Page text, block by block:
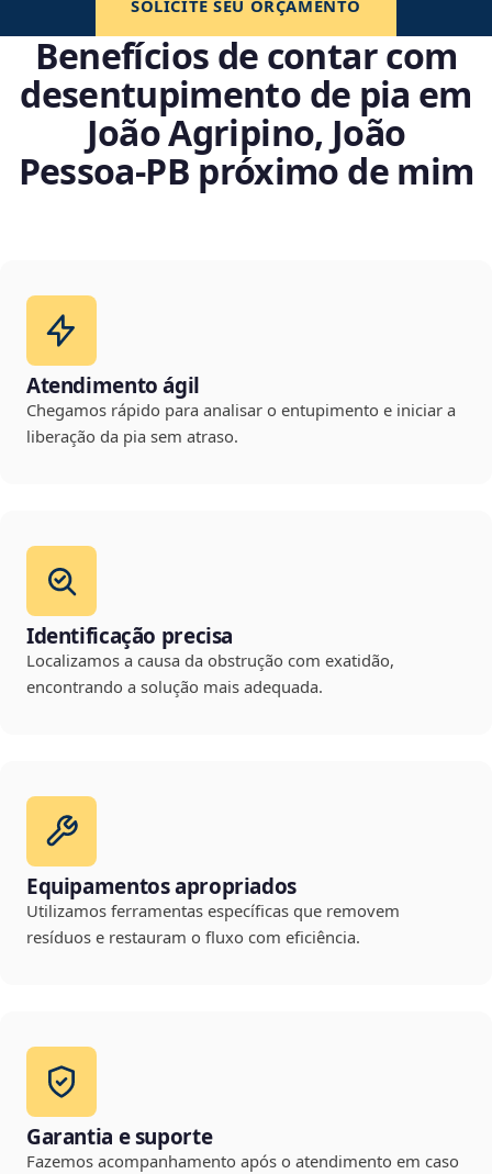
SOLICITE SEU ORÇAMENTO
Benefícios de contar com
desentupimento de pia em
João Agripino, João
Pessoa‑PB próximo de mim
Atendimento ágil
Chegamos rápido para analisar o entupimento e iniciar a
liberação da pia sem atraso.
Identificação precisa
Localizamos a causa da obstrução com exatidão,
encontrando a solução mais adequada.
Equipamentos apropriados
Utilizamos ferramentas específicas que removem
resíduos e restauram o fluxo com eficiência.
Garantia e suporte
Fazemos acompanhamento após o atendimento em caso